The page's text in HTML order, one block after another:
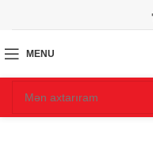
MENU